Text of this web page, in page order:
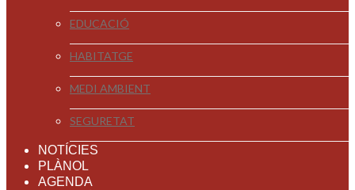
EDUCACIÓ
HABITATGE
MEDI AMBIENT
SEGURETAT
NOTÍCIES
PLÀNOL
AGENDA